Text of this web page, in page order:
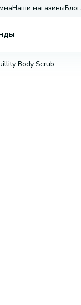
Наши магазиныБлог
Body Scrub